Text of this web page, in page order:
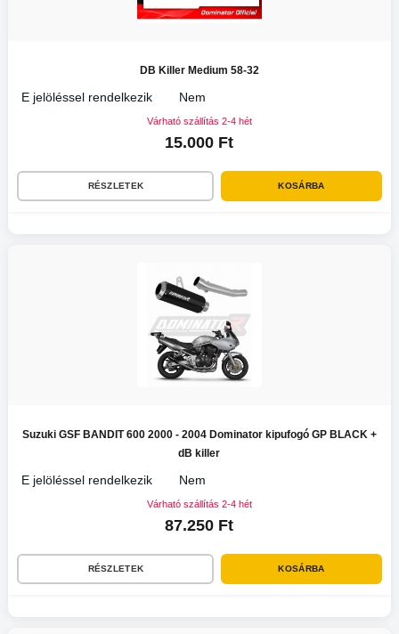
DB Killer Medium 58-32
E jelöléssel rendelkezik Nem
Várható szállítás 2-4 hét
15.000 Ft
RÉSZLETEK KOSÁRBA
Suzuki GSF BANDIT 600 2000 - 2004 Dominator kipufogó GP BLACK +
dB killer
E jelöléssel rendelkezik Nem
Várható szállítás 2-4 hét
87.250 Ft
RÉSZLETEK KOSÁRBA